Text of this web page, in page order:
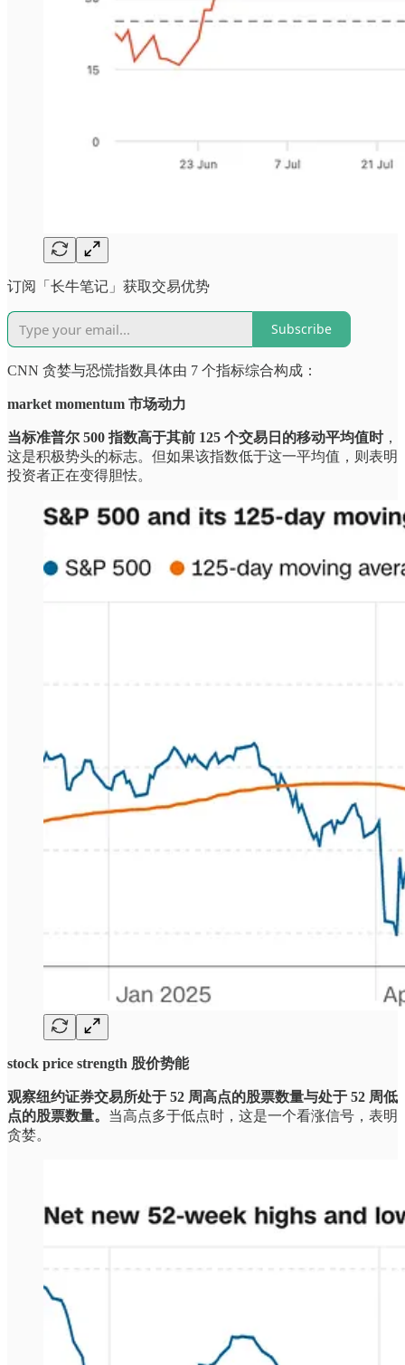
订阅「长牛笔记」获取交易优势
Subscribe
CNN 贪婪与恐慌指数具体由 7 个指标综合构成：
market momentum 市场动力
当标准普尔 500 指数高于其前 125 个交易日的移动平均值时，
这是积极势头的标志。但如果该指数低于这一平均值，则表明
投资者正在变得胆怯。
stock price strength 股价势能
观察纽约证券交易所处于 52 周高点的股票数量与处于 52 周低
点的股票数量。 当高点多于低点时，这是一个看涨信号，表明
贪婪。